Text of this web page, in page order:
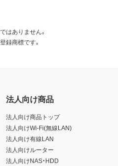
はありません。
録商標です。
法人向け商品
法人向け商品トップ
法人向けWi-Fi(無線LAN)
法人向け有線LAN
法人向けルーター
法人向けNAS・HDD